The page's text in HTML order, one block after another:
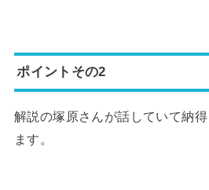
ポイントその2
解説の塚原さんが話していて納
ます。